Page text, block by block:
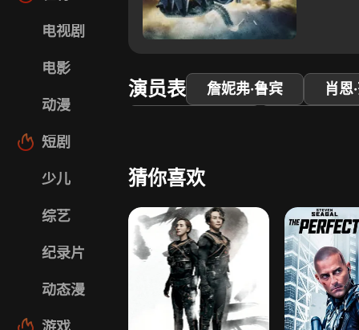
电视剧
电影
动漫
短剧
少儿
综艺
纪录片
动态漫
游戏
演员表 詹妮弗·鲁宾
肖恩
猜你喜欢